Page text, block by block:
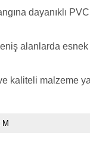
dayanıklı
alanlarda esnek
kaliteli malzeme
M